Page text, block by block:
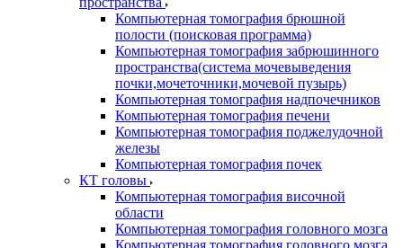
Компьютерная томография брюшной
полости (поисковая программа)
Компьютерная томография забрюшинного
пространства(система мочевыведения
почки,мочеточники,мочевой пузырь)
Компьютерная томография надпочечников
Компьютерная томография печени
Компьютерная томография поджелудочной
железы
Компьютерная томография почек
КТ головы
Компьютерная томография височной
области
Компьютерная томография головного мозга
Компьютерная томография головного мозга